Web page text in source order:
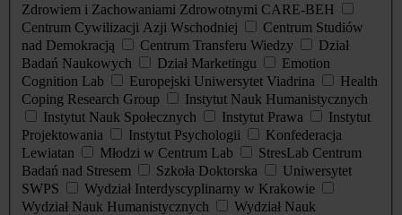
Zdrowiem i Zachowaniami Zdrowotnymi CARE-BEH
Centrum Cywilizacji Azji Wschodniej
Centrum Studiów
nad Demokracją
Centrum Transferu Wiedzy
Dział
Badań Naukowych
Dział Marketingu
Emotion
Cognition Lab
Europejski Uniwersytet Viadrina
Health
Coping Research Group
Instytut Nauk Humanistycznych
Instytut Nauk Społecznych
Instytut Prawa
Instytut
Projektowania
Instytut Psychologii
Konfederacja
Lewiatan
Młodzi w Centrum Lab
StresLab Centrum
Badań nad Stresem
Szkoła Doktorska
Uniwersytet
SWPS
Wydział Interdyscyplinarny w Krakowie
Wydział Nauk Humanistycznych
Wydział Nauk